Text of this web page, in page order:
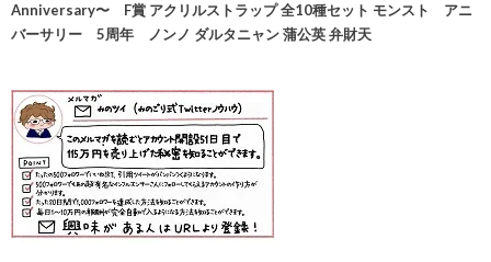
Anniversary〜 F賞 アクリルストラップ 全10種セット モンスト アニ
バーサリー 5周年 ノンノ ダルタニャン 蒲公英 弁財天